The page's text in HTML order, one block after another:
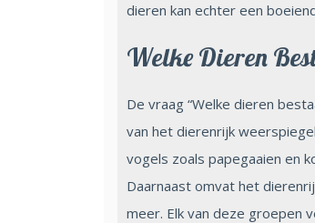
dieren kan echter een
Welke Dieren
De vraag “Welke dieren
van het dierenrijk
vogels zoals papegaaien en
Daarnaast omvat het
meer. Elk van deze groepen